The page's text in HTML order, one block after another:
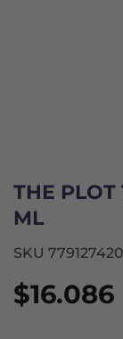
THE PLOT
ML
SKU
$16.086